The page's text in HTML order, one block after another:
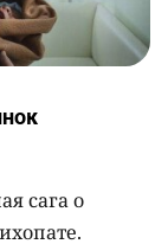
сага о